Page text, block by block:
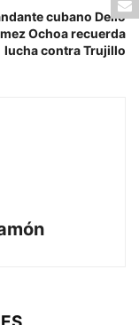
cubano Delio
Ochoa recuerda
lucha contra Trujillo